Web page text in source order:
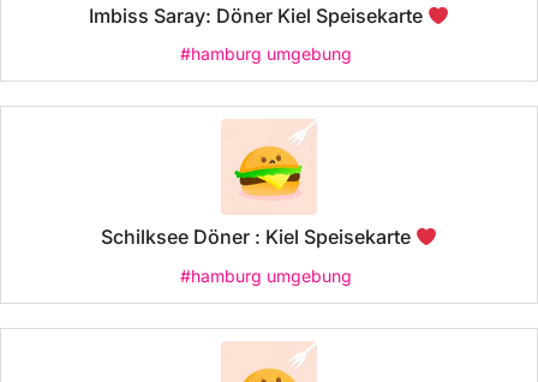
Imbiss Saray: Döner Kiel Speisekarte
#hamburg umgebung
Schilksee Döner : Kiel Speisekarte
#hamburg umgebung